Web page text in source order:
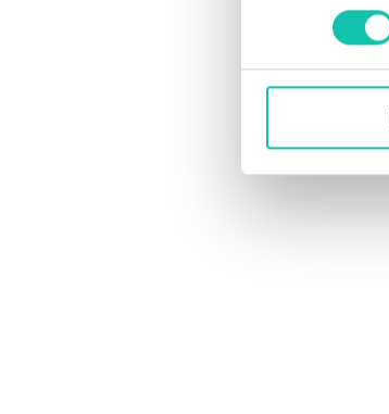
consentimento